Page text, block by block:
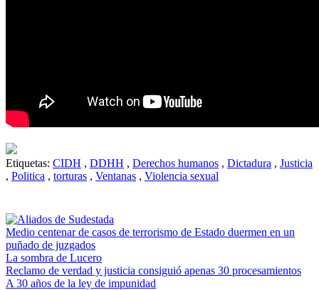
Etiquetas: CIDH , DDHH , Derechos humanos , Dictadura , Justicia
, Politica , torturas , Ventanas , Violencia sexual
Medio centenar de casos de terrorismo de Estado duermen en un
puñado de juzgados
La sombra de Lucero
Reclamo de verdad y justicia consiguió apenas 30 procesamientos
A 30 años de la ley de impunidad